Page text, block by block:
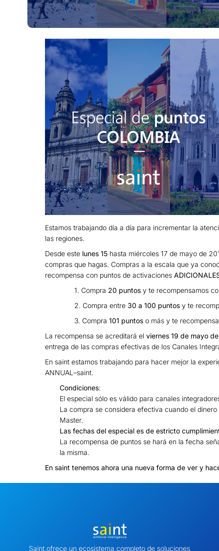
Estamos trabajando día a día para incrementar la
las regiones.
Desde este lunes 15 hasta miércoles 17 de mayo de
compras que hagas. Compras a la escala que ya
recompensa con puntos de activaciones
1. Compra 20 puntosy te recompensamos
2. Compra entre 30 a 100 puntosy te
3. Compra 101 puntoso más y te
La recompensa se acreditará el viernes 19 de mayo
entrega de las compras efectivas de los Canales
En saint estamos trabajando para hacer mejor la
ANNUAL–saint.
Condiciones:
El especial sólo es válido para canales
La compra se considera efectiva cuando el
Master.
Las fechas del especial es de estricto
La recompensa de puntos se hará en la fecha
la misma.
En saint tenemos ahora una nueva forma de ver y
Saint ofrece un ecosistema completo de soluciones